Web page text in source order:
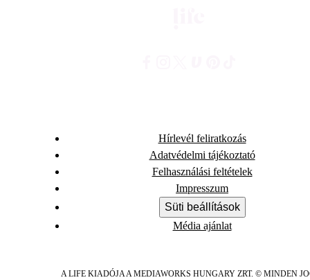
Hírlevél feliratkozás
Adatvédelmi tájékoztató
Felhasználási feltételek
Impresszum
Süti beállítások
Média ajánlat
A LIFE KIADÓJA A MEDIAWORKS HUNGARY ZRT. © MINDEN